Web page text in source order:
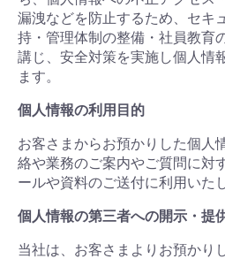
漏洩などを防止するため、セキ
持・管理体制の整備・社員教育
講じ、安全対策を実施し個人情
ます。
個人情報の利用目的
お客さまからお預かりした個人
絡や業務のご案内やご質問に対
ールや資料のご送付に利用いた
個人情報の第三者への開示・提
当社は、お客さまよりお預かり